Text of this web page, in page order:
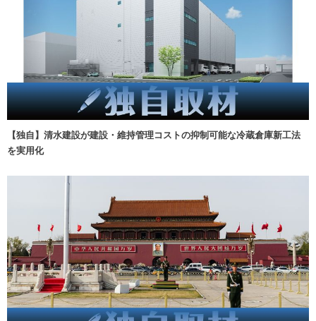
【独自】清水建設が建設・維持管理コストの抑制可能な冷蔵倉庫新工法
を実用化